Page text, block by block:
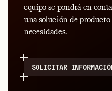
equipo se pondrá en
una solución de producto
necesidades.
SOLICITAR